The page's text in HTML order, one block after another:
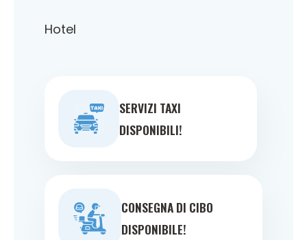
Hotel
SERVIZI TAXI
DISPONIBILI!
CONSEGNA DI CIBO
DISPONIBILE!